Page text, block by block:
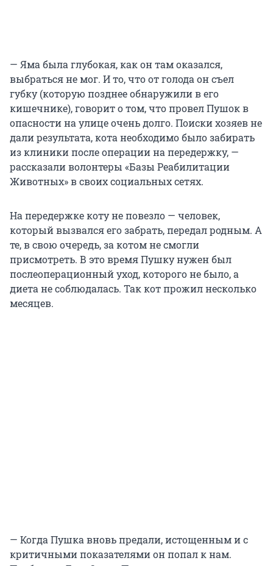
— Яма была глубокая, как он там оказался,
выбраться не мог. И то, что от голода он съел
губку (которую позднее обнаружили в его
кишечнике), говорит о том, что провел Пушок в
опасности на улице очень долго. Поиски хозяев не
дали результата, кота необходимо было забирать
из клиники после операции на передержку, —
рассказали волонтеры «Базы Реабилитации
Животных» в своих социальных сетях.
На передержке коту не повезло — человек,
который вызвался его забрать, передал родным. А
те, в свою очередь, за котом не смогли
присмотреть. В это время Пушку нужен был
послеоперационный уход, которого не было, а
диета не соблюдалась. Так кот прожил несколько
месяцев.
— Когда Пушка вновь предали, истощенным и с
критичными показателями он попал к нам.